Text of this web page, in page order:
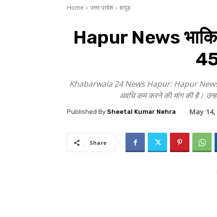
Home उत्तर प्रदेश हापुड़
Hapur News भाकियू
Khabarwala 24 News Hapur: Hapur News
अवधि कम करने की मांग की है।
Published By Sheetal Kumar Nehra May 14,
Share